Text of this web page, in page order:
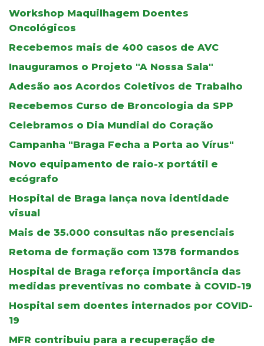
Workshop Maquilhagem Doentes
Oncológicos
Recebemos mais de 400 casos de AVC
Inauguramos o Projeto "A Nossa Sala"
Adesão aos Acordos Coletivos de Trabalho
Recebemos Curso de Broncologia da SPP
Celebramos o Dia Mundial do Coração
Campanha "Braga Fecha a Porta ao Vírus"
Novo equipamento de raio-x portátil e
ecógrafo
Hospital de Braga lança nova identidade
visual
Mais de 35.000 consultas não presenciais
Retoma de formação com 1378 formandos
Hospital de Braga reforça importância das
medidas preventivas no combate à COVID-19
Hospital sem doentes internados por COVID-
19
MFR contribuiu para a recuperação de